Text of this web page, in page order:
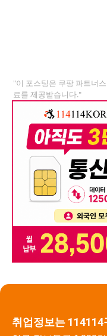
취업정보는 114114
"이 포스팅은 쿠팡 파트너
료를 제공받습니다."